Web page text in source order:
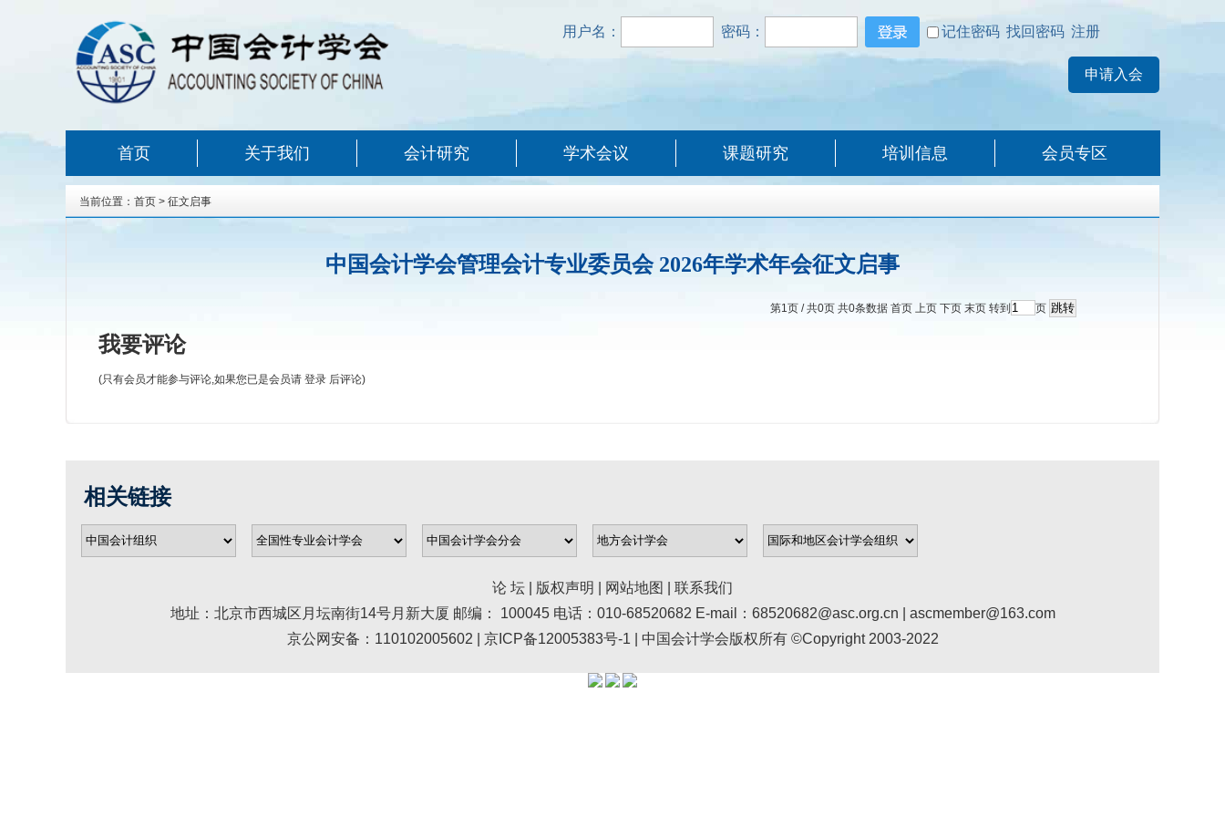
用户名： 密码： 记住密码 找回密码 注册
首页 关于我们 会计研究 学术会议 课题研究 培训信息 会员专区
当前位置： 首页 > 征文启事
中国会计学会管理会计专业委员会 2026年学术年会征文启事
第1页 / 共0页 共0条数据 首页 上页 下页 末页 转到 页
我要评论
(只有会员才能参与评论,如果您已是会员请 登录 后评论)
相关链接
论 坛 版权声明 网站地图
联系我们
地址：北京市西城区月坛南街14号月新大厦 邮编： 100045 电话：010-68520682 E-mail：68520682@asc.org.cn | ascmember@163.com
京公网安备：110102005602 | 京ICP备12005383号-1 | 中国会计学会版权所有 ©Copyright 2003-2022